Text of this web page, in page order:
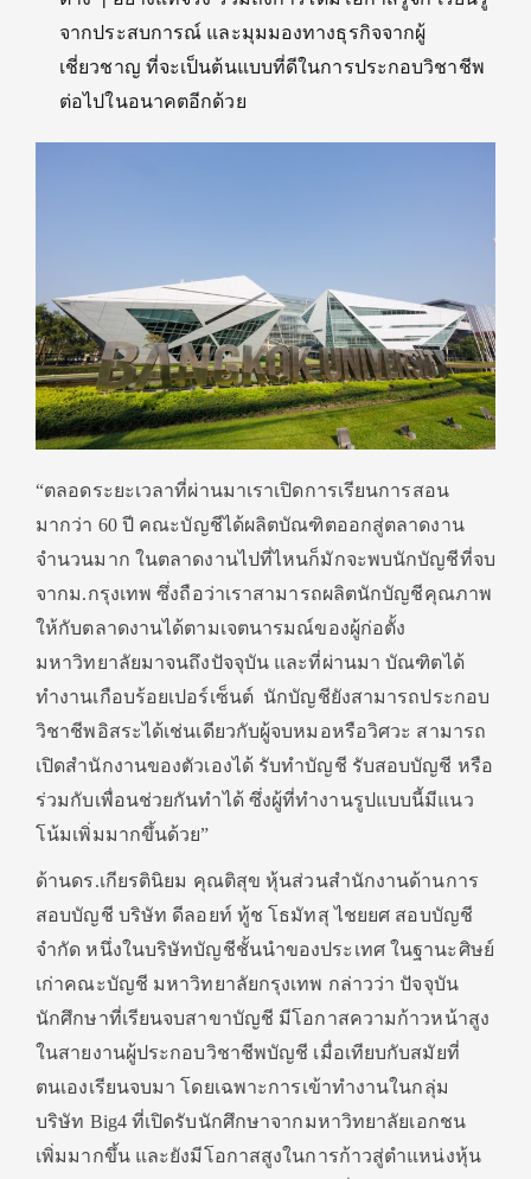
จากประสบการณ์ และมุมมองทางธุรกิจจากผู้
เชี่ยวชาญ ที่จะเป็นต้นแบบที่ดีในการประกอบวิชาชีพ
ต่อไปในอนาคตอีกด้วย
“ตลอดระยะเวลาที่ผ่านมาเราเปิดการเรียนการสอน
มากว่า 60 ปี คณะบัญชีได้ผลิตบัณฑิตออกสู่ตลาดงาน
จำนวนมาก ในตลาดงานไปที่ไหนก็มักจะพบนักบัญชีที่จบ
จากม.กรุงเทพ ซึ่งถือว่าเราสามารถผลิตนักบัญชีคุณภาพ
ให้กับตลาดงานได้ตามเจตนารมณ์ของผู้ก่อตั้ง
มหาวิทยาลัยมาจนถึงปัจจุบัน และที่ผ่านมา บัณฑิตได้
ทำงานเกือบร้อยเปอร์เซ็นต์ นักบัญชียังสามารถประกอบ
วิชาชีพอิสระได้เช่นเดียวกับผู้จบหมอหรือวิศวะ สามารถ
เปิดสำนักงานของตัวเองได้ รับทำบัญชี รับสอบบัญชี หรือ
ร่วมกับเพื่อนช่วยกันทำได้ ซึ่งผู้ที่ทำงานรูปแบบนี้มีแนว
โน้มเพิ่มมากขึ้นด้วย”
ด้านดร.เกียรตินิยม คุณติสุข หุ้นส่วนสำนักงานด้านการ
สอบบัญชี บริษัท ดีลอยท์ ทู้ช โธมัทสุ ไชยยศ สอบบัญชี
จำกัด หนึ่งในบริษัทบัญชีชั้นนำของประเทศ ในฐานะศิษย์
เก่าคณะบัญชี มหาวิทยาลัยกรุงเทพ กล่าวว่า ปัจจุบัน
นักศึกษาที่เรียนจบสาขาบัญชี มีโอกาสความก้าวหน้าสูง
ในสายงานผู้ประกอบวิชาชีพบัญชี เมื่อเทียบกับสมัยที่
ตนเองเรียนจบมา โดยเฉพาะการเข้าทำงานในกลุ่ม
บริษัท Big4 ที่เปิดรับนักศึกษาจากมหาวิทยาลัยเอกชน
เพิ่มมากขึ้น และยังมีโอกาสสูงในการก้าวสู่ตำแหน่งหุ้น